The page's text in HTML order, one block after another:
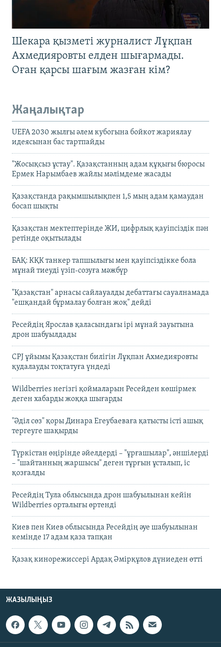
Шекара қызметі журналист Лұқпан
Ахмедияровты елден шығармады.
Оған қарсы шағым жазған кім?
Жаңалықтар
UEFA 2030 жылғы әлем кубогына бойкот жариялау
идеясынан бас тартпайды
"Жосықсыз ұстау". Қазақстанның адам құқығы бюросы
Ермек Нарымбаев жайлы мәлімдеме жасады
Қазақстанда рақымшылықпен 1,5 мың адам қамаудан
босап шықты
Қазақстан мектептерінде ЖИ, цифрлық қауіпсіздік пән
ретінде оқытылады
БАҚ: КҚК танкер тапшылығы мен қауіпсіздікке бола
мұнай тиеуді үзіп-созуға мәжбүр
"Қазақстан" арнасы сайлауалды дебаттағы сауалнамада
"ешқандай бұрмалау болған жоқ" дейді
Ресейдің Ярослав қаласындағы ірі мұнай зауытына
дрон шабуылдады
CPJ ұйымы Қазақстан билігін Лұқпан Ахмедияровты
қудалауды тоқтатуға үндеді
Wildberries негізгі қоймаларын Ресейден көшірмек
деген хабарды жоққа шығарды
"Әділ сөз" қоры Динара Егеубаеваға қатысты істі ашық
тергеуге шақырды
Түркістан өңірінде әйелдерді – "ұрғашылар", әншілерді
– "шайтанның жаршысы" деген тұрғын ұсталып, іс
қозғалды
Ресейдің Тула облысында дрон шабуылынан кейін
Wildberries орталығы өртенді
Киев пен Киев облысында Ресейдің әуе шабуылынан
кемінде 17 адам қаза тапқан
Қазақ кинорежиссері Ардақ Әмірқұлов дүниеден өтті
ЖАЗЫЛЫҢЫЗ